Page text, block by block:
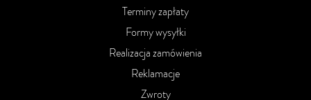
Terminy zapłaty
Formy wysyłki
Realizacja zamówienia
Reklamacje
Zwroty